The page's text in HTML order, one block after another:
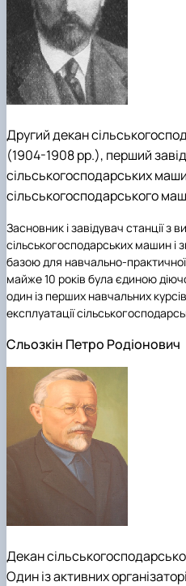
Другий декан
(1904-1908 рр.), перший
сільськогосподарських
сільськогосподарського
Засновник і завідувач станції з
сільськогосподарських машин
базою для навчально-практичної
майже 10 років була єдиною
один із перших навчальних
експлуатації
Сльозкін Петро Родіонович
Декан
Один із активних